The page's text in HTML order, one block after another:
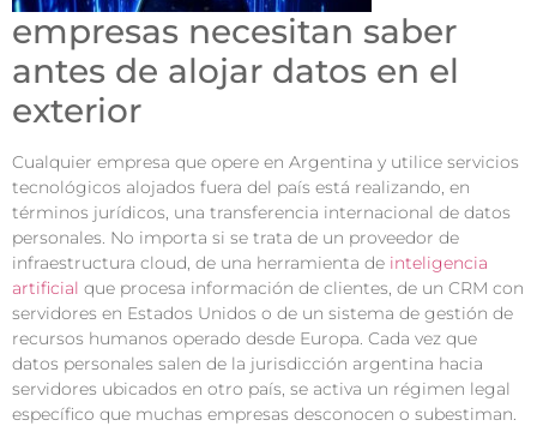
empresas necesitan saber
antes de alojar datos en el
exterior
Cualquier empresa que opere en Argentina y utilice servicios
tecnológicos alojados fuera del país está realizando, en
términos jurídicos, una transferencia internacional de datos
personales. No importa si se trata de un proveedor de
infraestructura cloud, de una herramienta de inteligencia
artificial que procesa información de clientes, de un CRM con
servidores en Estados Unidos o de un sistema de gestión de
recursos humanos operado desde Europa. Cada vez que
datos personales salen de la jurisdicción argentina hacia
servidores ubicados en otro país, se activa un régimen legal
específico que muchas empresas desconocen o subestiman.